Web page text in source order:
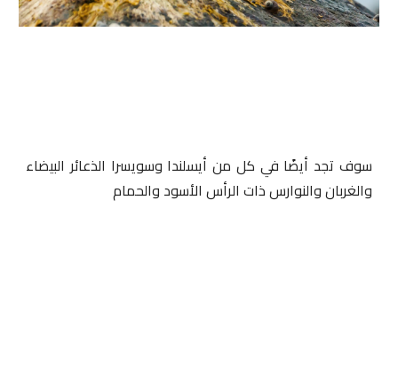
سوف تجد أيضًا في كل من أيسلندا وسويسرا الذعائر البيضاء
والغربان والنوارس ذات الرأس الأسود والحمام